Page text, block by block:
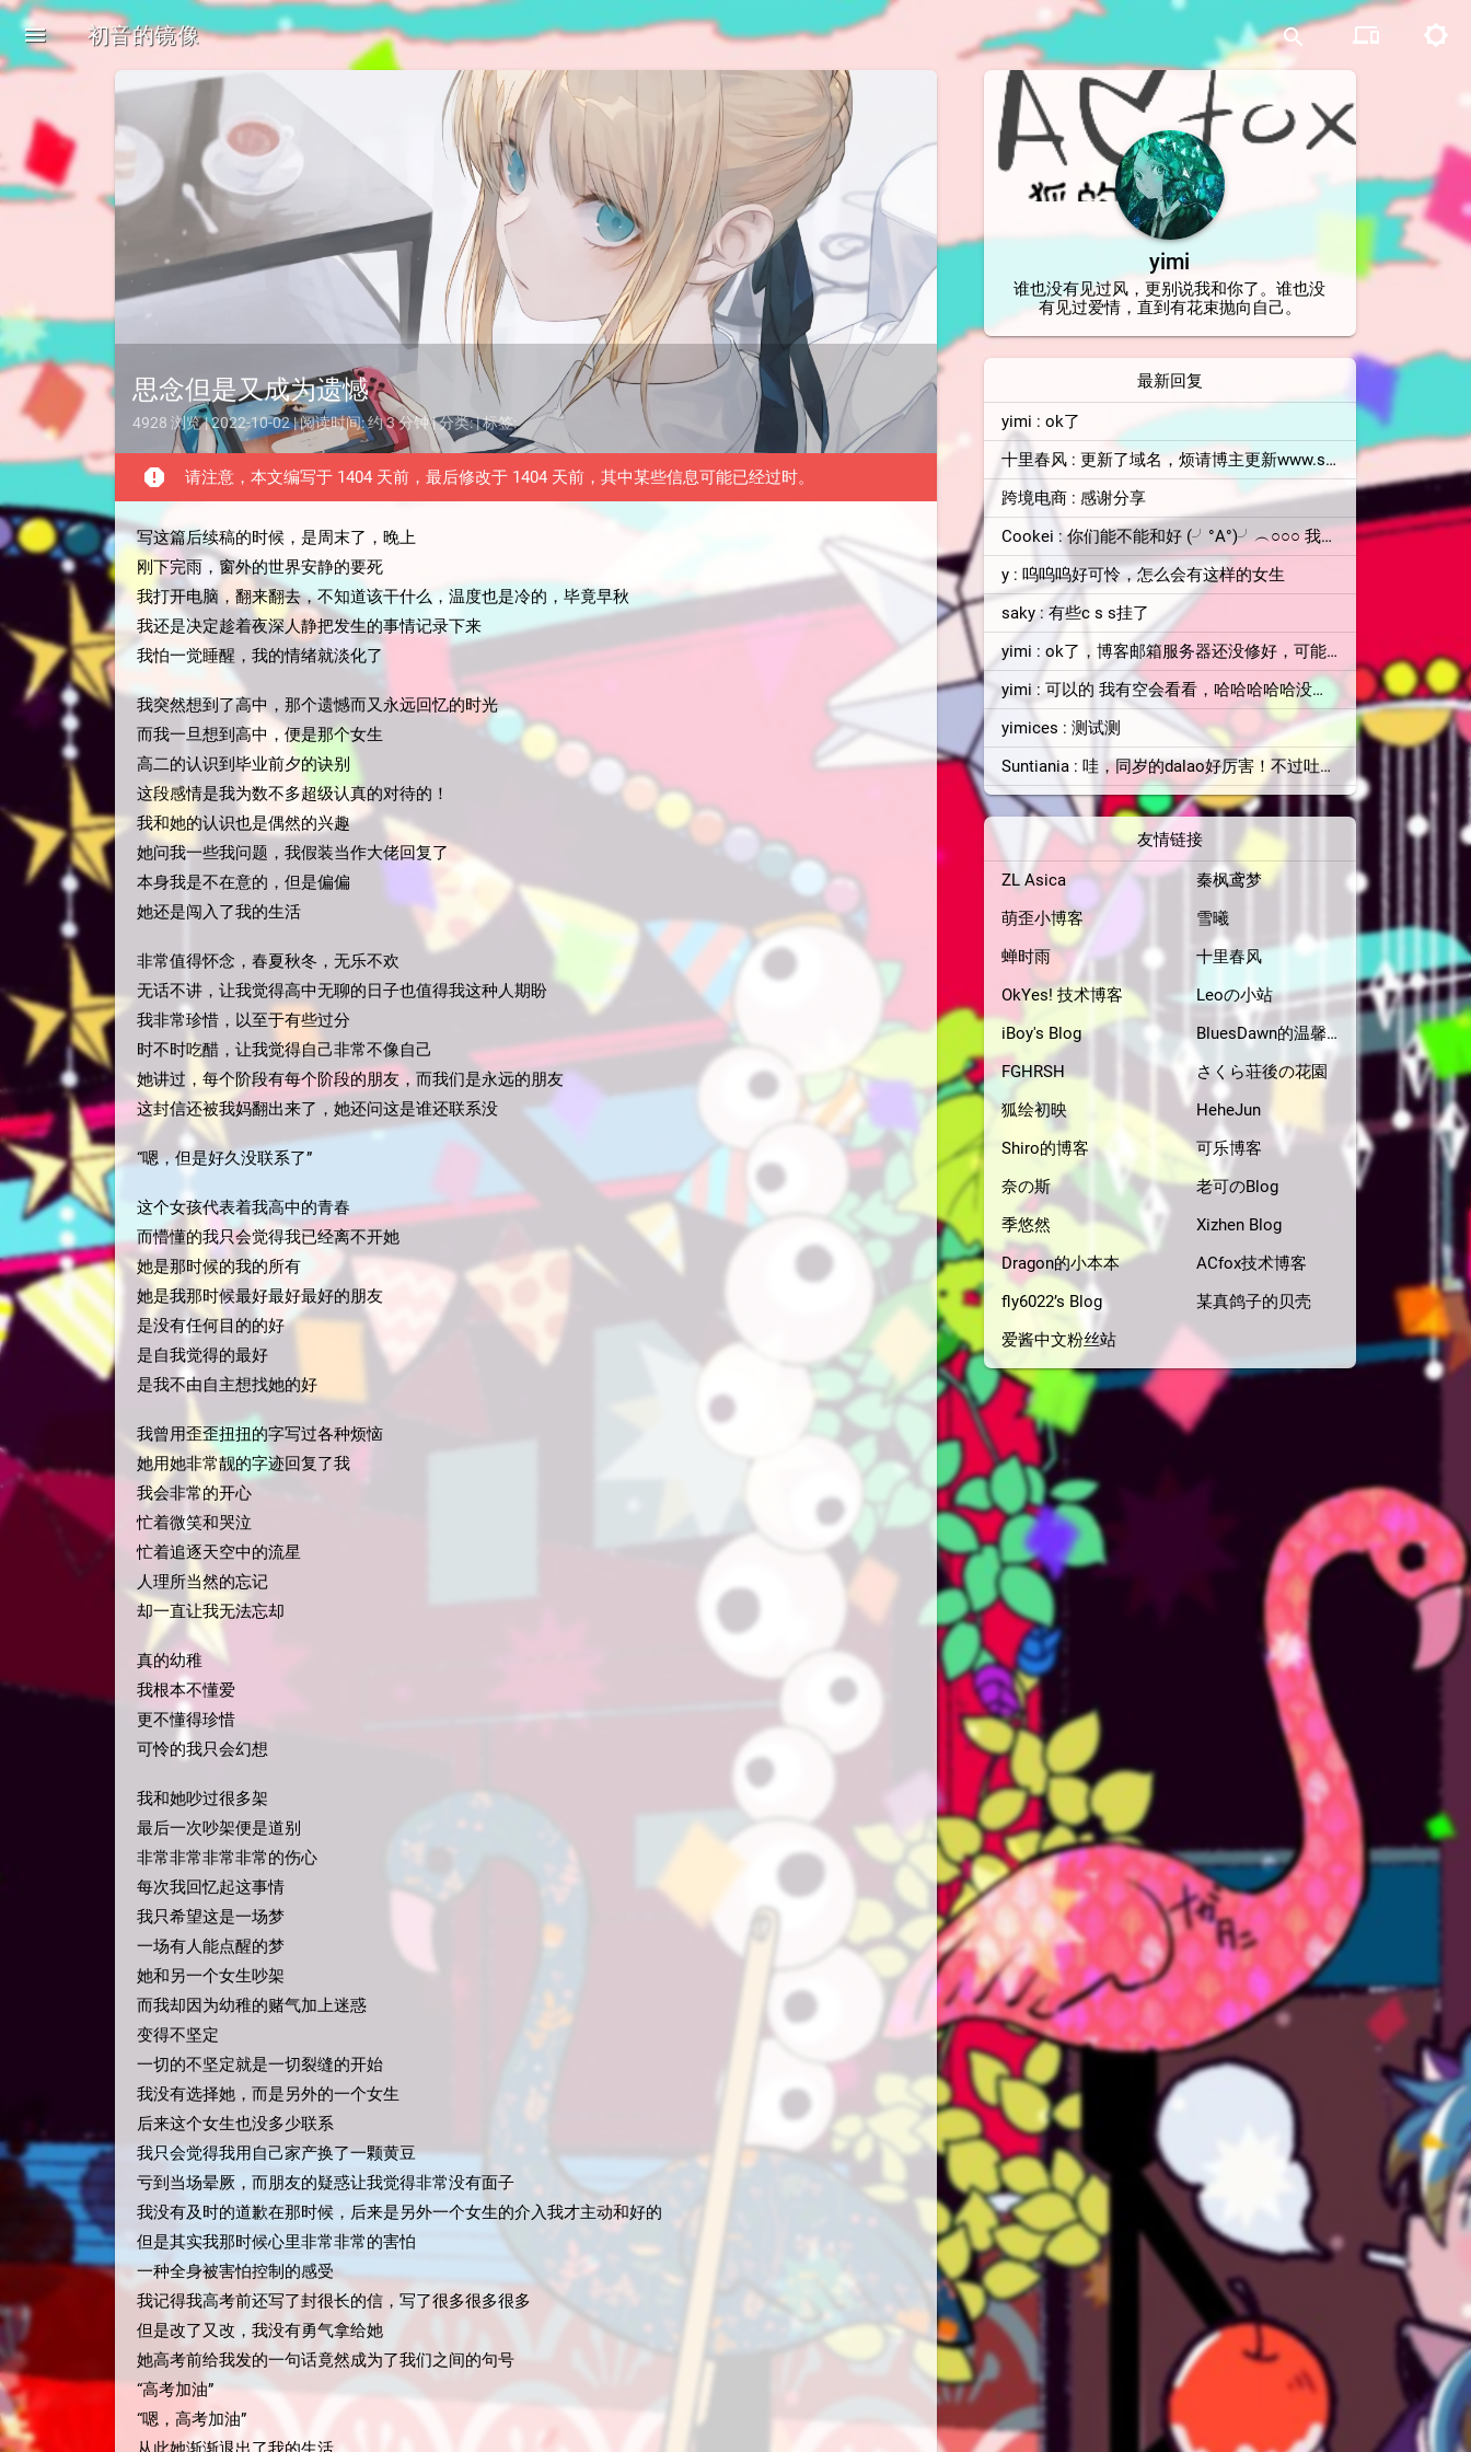
menu 初音的镜像 search devices brightness_5
思念但是又成为遗憾
4928 浏览 | 2022-10-02 | 阅读时间: 约 3 分钟 | 分类: | 标签:
report 请注意，本文编写于 1404 天前，最后修改于 1404 天前，其中某些信息可能已经过时。
写这篇后续稿的时候，是周末了，晚上
刚下完雨，窗外的世界安静的要死
我打开电脑，翻来翻去，不知道该干什么，温度也是冷的，毕竟早秋
我还是决定趁着夜深人静把发生的事情记录下来
我怕一觉睡醒，我的情绪就淡化了
我突然想到了高中，那个遗憾而又永远回忆的时光
而我一旦想到高中，便是那个女生
高二的认识到毕业前夕的诀别
这段感情是我为数不多超级认真的对待的！
我和她的认识也是偶然的兴趣
她问我一些我问题，我假装当作大佬回复了
本身我是不在意的，但是偏偏
她还是闯入了我的生活
非常值得怀念，春夏秋冬，无乐不欢
无话不讲，让我觉得高中无聊的日子也值得我这种人期盼
我非常珍惜，以至于有些过分
时不时吃醋，让我觉得自己非常不像自己
她讲过，每个阶段有每个阶段的朋友，而我们是永远的朋友
这封信还被我妈翻出来了，她还问这是谁还联系没
“嗯，但是好久没联系了”
这个女孩代表着我高中的青春
而懵懂的我只会觉得我已经离不开她
她是那时候的我的所有
她是我那时候最好最好最好的朋友
是没有任何目的的好
是自我觉得的最好
是我不由自主想找她的好
我曾用歪歪扭扭的字写过各种烦恼
她用她非常靓的字迹回复了我
我会非常的开心
忙着微笑和哭泣
忙着追逐天空中的流星
人理所当然的忘记
却一直让我无法忘却
真的幼稚
我根本不懂爱
更不懂得珍惜
可怜的我只会幻想
我和她吵过很多架
最后一次吵架便是道别
非常非常非常非常的伤心
每次我回忆起这事情
我只希望这是一场梦
一场有人能点醒的梦
她和另一个女生吵架
而我却因为幼稚的赌气加上迷惑
变得不坚定
一切的不坚定就是一切裂缝的开始
我没有选择她，而是另外的一个女生
后来这个女生也没多少联系
我只会觉得我用自己家产换了一颗黄豆
亏到当场晕厥，而朋友的疑惑让我觉得非常没有面子
我没有及时的道歉在那时候，后来是另外一个女生的介入我才主动和好的
但是其实我那时候心里非常非常的害怕
一种全身被害怕控制的感受
我记得我高考前还写了封很长的信，写了很多很多很多
但是改了又改，我没有勇气拿给她
她高考前给我发的一句话竟然成为了我们之间的句号
“高考加油”
“嗯，高考加油”
yimi
谁也没有见过风，更别说我和你了。谁也没
有见过爱情，直到有花束抛向自己。
最新回复
yimi : ok了
十里春风 : 更新了域名，烦请博主更新www.shilichunfeng.top
跨境电商 : 感谢分享
Cookei : 你们能不能和好 (╯°A°)╯︵○○○ 我看不下去了
y : 呜呜呜好可怜，怎么会有这样的女生
saky : 有些c s s挂了
yimi : ok了，博客邮箱服务器还没修好，可能你收不到消息
yimi : 可以的 我有空会看看，哈哈哈哈哈没有的 自己没那么厉害
yimices : 测试测
Suntiania : 哇，同岁的dalao好厉害！不过吐槽一下，顶栏颜色和背景图片融为一体了，找了半天搜索框才找到位置=。=
友情链接
ZL Asica
秦枫鸢梦
萌歪小博客
雪曦
蝉时雨
十里春风
OkYes! 技术博客
Leoの小站
iBoy's Blog
BluesDawn的温馨小窝
FGHRSH
さくら荘後の花園
狐绘初映
HeheJun
Shiro的博客
可乐博客
奈の斯
老可のBlog
季悠然
Xizhen Blog
Dragon的小本本
ACfox技术博客
fly6022’s Blog
某真鸽子的贝壳
爱酱中文粉丝站